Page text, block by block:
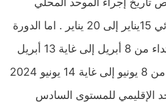
للمستوى السادس إبتدائي 15يناير إلى 20 يناير . اما الدورة
الثانية المرحلة الثالثة إبتداء من 8 أبريل إلى غاية 13 أبريل
والمرحلة الرابعة إبتداء من 8 يونيو إلى غاية 14 يونيو 2024
الإقليمي للمستوى السادس